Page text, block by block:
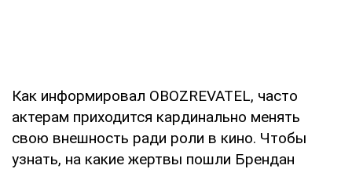
Как информировал OBOZREVATEL, часто
актерам приходится кардинально менять
свою внешность ради роли в кино. Чтобы
узнать, на какие жертвы пошли Брендан